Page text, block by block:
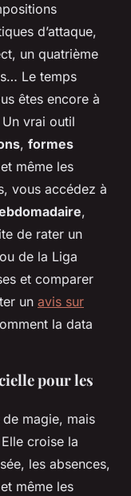
d’attaque,
un quatrième
Le temps
êtes encore à
vrai outil
, formes
même les
vous accédez à
,
de rater un
de la Liga
et comparer
un avis sur
la data
pour les
magie, mais
croise la
les absences,
même les